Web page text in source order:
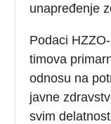
unapređenje
Podaci
timova
odnosu na
javne
svim